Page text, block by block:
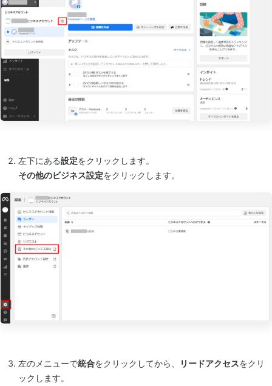
左下にある設定をクリックします。
その他のビジネス設定をクリックします。
左のメニューで統合をクリックしてから、 リードアクセスをクリ
ックします。